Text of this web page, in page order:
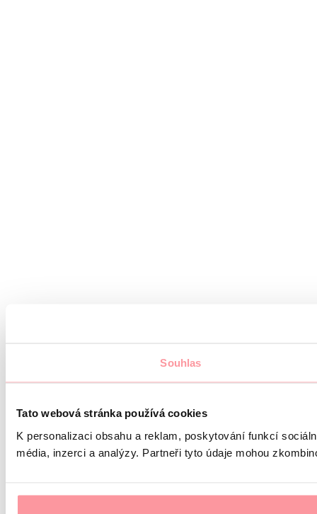
Souhlas
Tato webová stránka používá cookies
K personalizaci obsahu a reklam, poskytování funkcí
média, inzerci a analýzy. Partneři tyto údaje mohou